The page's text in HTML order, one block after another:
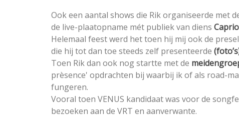
Ook een aantal shows die Rik organiseerde met
de live-plaatopname mét publiek van diens
Helemaal feest werd het toen hij mij ook de
die hij tot dan toe steeds zelf presenteerde
Toen Rik dan ook nog startte met de
prèsence' opdrachten bij waarbij ik of als road-
fungeren.
Vooral toen VENUS kandidaat was voor de
bezoeken aan de VRT en aanverwante.